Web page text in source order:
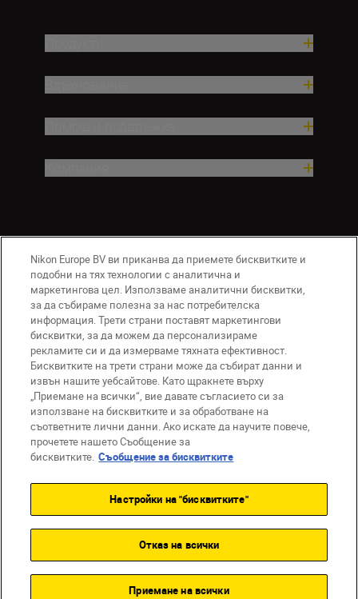
BG Nikon Sites
Връзка с нас
Съобщение за поверителност
Условия за използване
Съобщение за бисквитки
Настройки за бисквитките
Back to top
Nikon Europe BV ви приканва да приемете бисквитките и
подобни на тях технологии с аналитична и
маркетингова цел. Използваме аналитични бисквитки,
за да събираме полезна за нас потребителска
информация. Трети страни поставят маркетингови
бисквитки, за да можем да персонализираме
рекламите си и да измерваме тяхната ефективност.
Бисквитките на трети страни може да събират данни и
извън нашите уебсайтове. Като щракнете върху
„Приемане на всички“, вие давате съгласието си за
използване на бисквитките и за обработване на
съответните лични данни. Ако искате да научите повече,
прочетете нашето Съобщение за
бисквитките. Съобщение за бисквитките
Настройки на "бисквитките"
Отказ на всички
Приемане на всички